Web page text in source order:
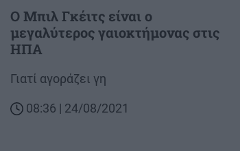
Ο Μπιλ Γκέιτς είναι ο
μεγαλύτερος γαιοκτήμονας στις
ΗΠΑ
Body
Γιατί αγοράζει γη
08:36 | 24/08/2021